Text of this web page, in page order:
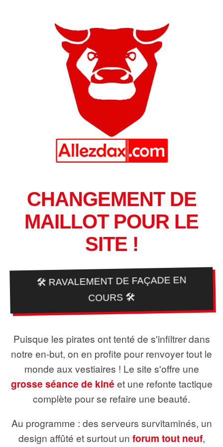
CHANGEMENT DE
MAILLOT POUR LE
SITE !
🛠️ RAVALEMENT DE FAÇADE EN
COURS 🛠️
Puisque les pirates ont tenté de s'infiltrer dans
notre en-but, on en profite pour renvoyer tout le
monde aux vestiaires ! Le site s'offre une
grosse séance de kiné et une refonte tactique
complète pour se refaire une beauté.
Au programme : des serveurs survitaminés, un
design affûté et surtout un forum tout neuf,